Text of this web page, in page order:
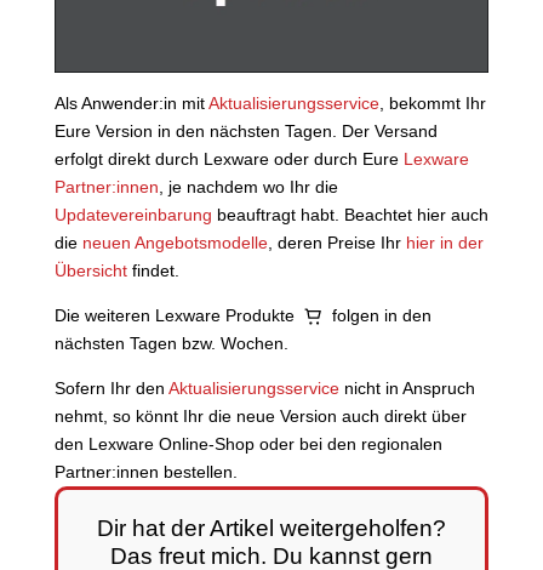
Als Anwender:in mitAktualisierungsservice, bekommt Ihr
Eure Version in den nächsten Tagen. Der Versand
erfolgt direkt durch Lexware oder durch Eure Lexware
Partner:innen , je nachdem wo Ihr die
Updatevereinbarung beauftragt habt. Beachtet hier auch
die neuen Angebotsmodelle, deren Preise Ihr hier in der
Übersichtfindet.
Die weiteren Lexware Produkte
folgen in den
nächsten Tagen bzw. Wochen.
Sofern Ihr den Aktualisierungsservicenicht in Anspruch
nehmt, so könnt Ihr die neue Version auch direkt über
den Lexware Online-Shop oder bei den regionalen
Partner:innen bestellen.
Dir hat der Artikel weitergeholfen?
Das freut mich. Du kannst gern